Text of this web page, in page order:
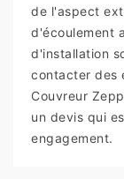
de l'aspect
d'écoulement
d'installation
contacter des
Couvreur
un devis qui
engagement.